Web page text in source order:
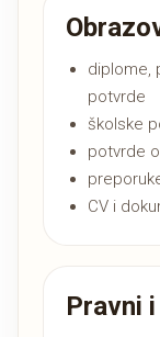
diplome,
potvrde
školske
potvrde
CV i
Pravni